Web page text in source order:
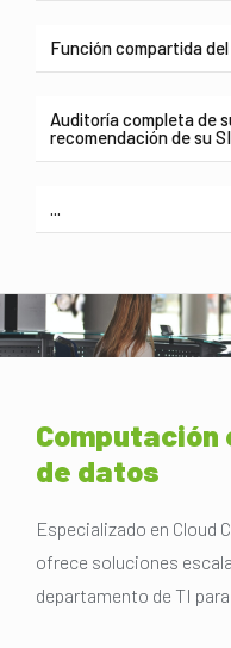
Función compartida
Auditoría completa de
recomendación de su SI
...
Computación
de datos
Especializado en Cloud
ofrece soluciones
departamento de TI